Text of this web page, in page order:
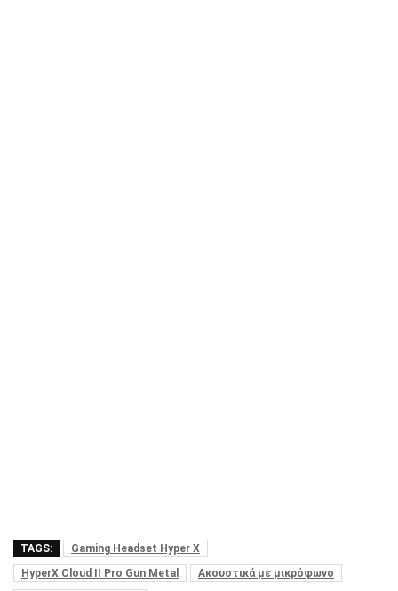
TAGS:
Gaming Headset Hyper X
HyperX Cloud II Pro Gun Metal
Ακουστικά με μικρόφωνο